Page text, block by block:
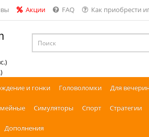
Акции FAQ Как приобрести
и гонки Головоломки Для
Симуляторы Спорт Стратегии
Дополнения